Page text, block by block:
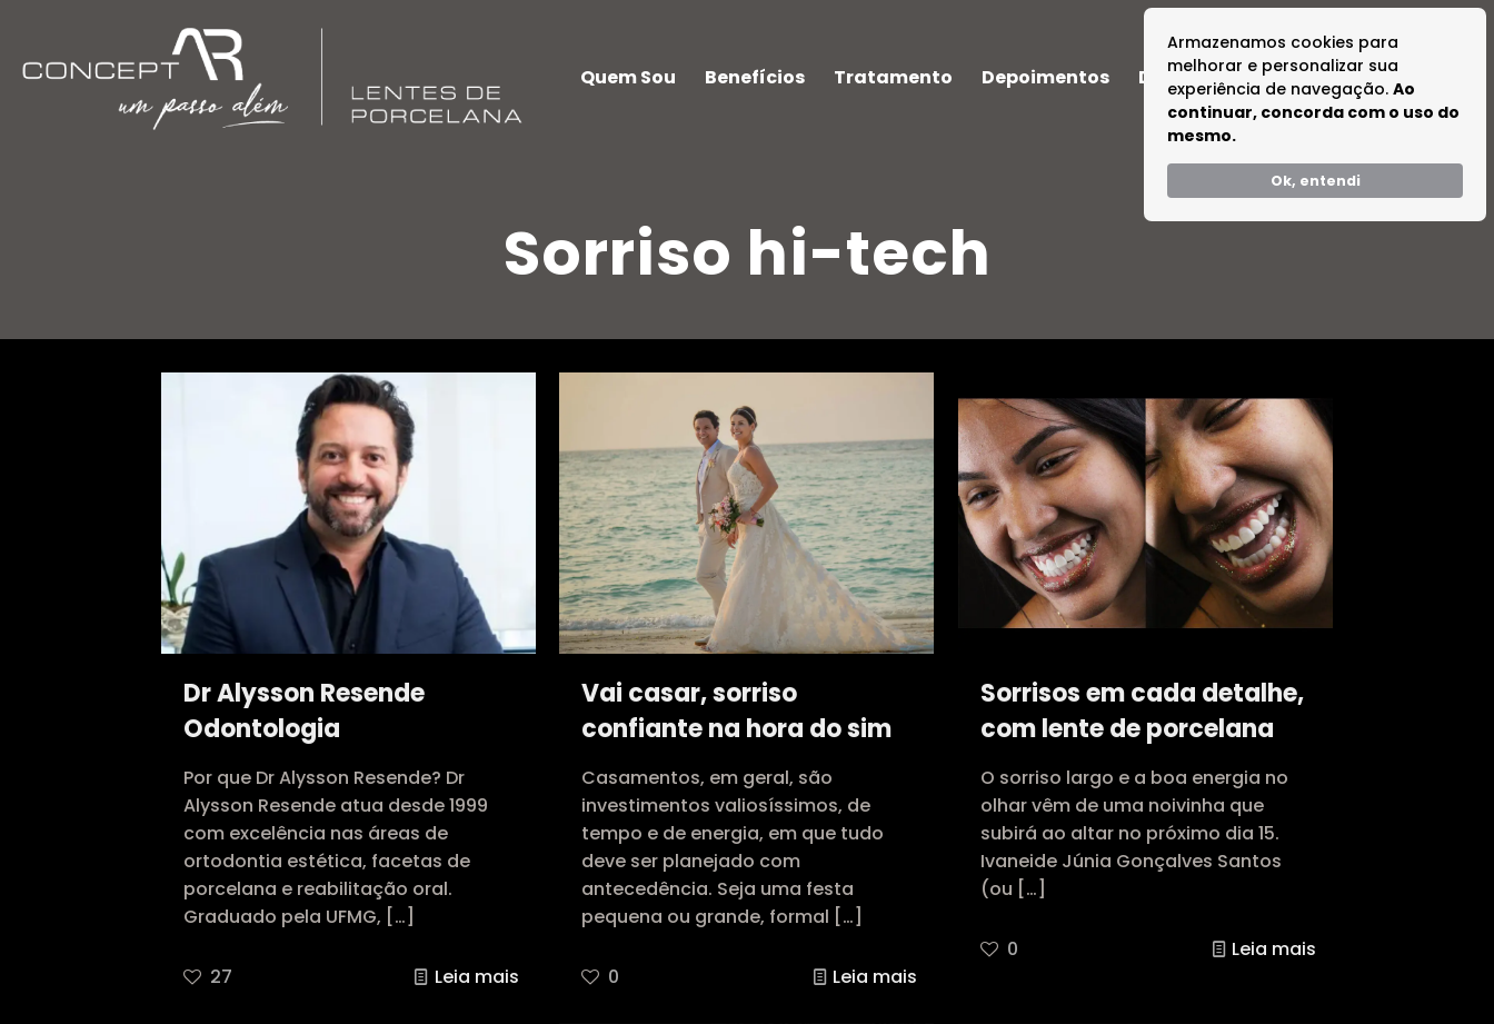
Armazenamos cookies para
melhorar e personalizar sua
experiência de navegação. Ao
continuar, concorda com o uso do
mesmo.
Ok, entendi
Quem Sou Benefícios Tratamento Depoimentos Dúvidas Tire suas Dúvidas
Sorriso hi-tech
Dr Alysson Resende
Odontologia
Por que Dr Alysson Resende? Dr
Alysson Resende atua desde 1999
com excelência nas áreas de
ortodontia estética, facetas de
porcelana e reabilitação oral.
Graduado pela UFMG, […]
27 Leia mais
Vai casar, sorriso
confiante na hora do sim
Casamentos, em geral, são
investimentos valiosíssimos, de
tempo e de energia, em que tudo
deve ser planejado com
antecedência. Seja uma festa
pequena ou grande, formal […]
0 Leia mais
Sorrisos em cada detalhe,
com lente de porcelana
O sorriso largo e a boa energia no
olhar vêm de uma noivinha que
subirá ao altar no próximo dia 15.
Ivaneide Júnia Gonçalves Santos
(ou […]
0 Leia mais